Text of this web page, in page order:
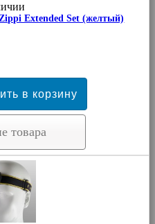
Extended Set (желтый)
товара